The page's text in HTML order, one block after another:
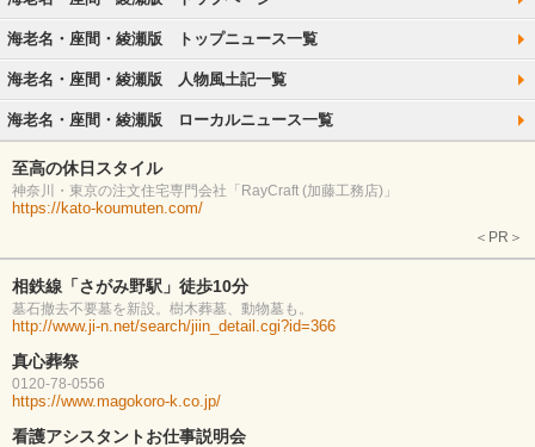
海老名・座間・綾瀬版 トップニュース一覧
海老名・座間・綾瀬版 人物風土記一覧
海老名・座間・綾瀬版 ローカルニュース一覧
至高の休日スタイル
神奈川・東京の注文住宅専門会社「RayCraft (加藤工務店)」
https://kato-koumuten.com/
＜PR＞
相鉄線「さがみ野駅」徒歩10分
墓石撤去不要墓を新設。樹木葬墓、動物墓も。
http://www.ji-n.net/search/jiin_detail.cgi?id=366
真心葬祭
0120-78-0556
https://www.magokoro-k.co.jp/
看護アシスタントお仕事説明会